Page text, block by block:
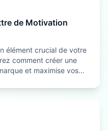
de Motivation
élément crucial de votre
comment créer une
et maximise vos